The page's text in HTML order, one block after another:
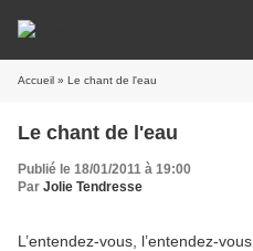
Accueil » Le chant de l'eau
Le chant de l'eau
Publié le 18/01/2011 à 19:00
Par Jolie Tendresse
L’entendez-vous, l’entendez-vous,